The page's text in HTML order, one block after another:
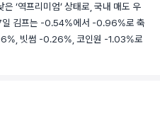
‘역프리미엄’ 상태로, 국내 매도 우
일 김프는 -0.54%에서 -0.96%로 축
빗썸 -0.26%, 코인원 -1.03%로